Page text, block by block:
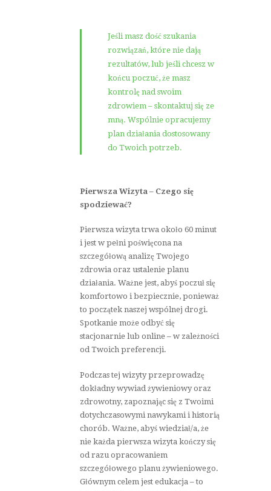
Jeśli masz dość szukania
rozwiązań, które nie dają
rezultatów, lub jeśli chcesz w
końcu poczuć, że masz
kontrolę nad swoim
zdrowiem – skontaktuj się ze
mną. Wspólnie opracujemy
plan działania dostosowany
do Twoich potrzeb.
​​Pierwsza Wizyta – Czego się
spodziewać?
Pierwsza wizyta trwa około 60 minut
i jest w pełni poświęcona na
szczegółową analizę Twojego
zdrowia oraz ustalenie planu
działania. Ważne jest, abyś poczuł się
komfortowo i bezpiecznie, ponieważ
to początek naszej wspólnej drogi.
Spotkanie może odbyć się
stacjonarnie lub online – w zależności
od Twoich preferencji.
Podczas tej wizyty przeprowadzę
dokładny wywiad żywieniowy oraz
zdrowotny, zapoznając się z Twoimi
dotychczasowymi nawykami i historią
chorób. Ważne, abyś wiedział/a, że
nie każda pierwsza wizyta kończy się
od razu opracowaniem
szczegółowego planu żywieniowego.
Głównym celem jest edukacja – to